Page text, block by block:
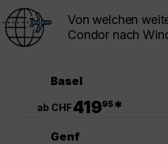
Von welchen
Condor nach
Basel
ab CHF41995*
Genf